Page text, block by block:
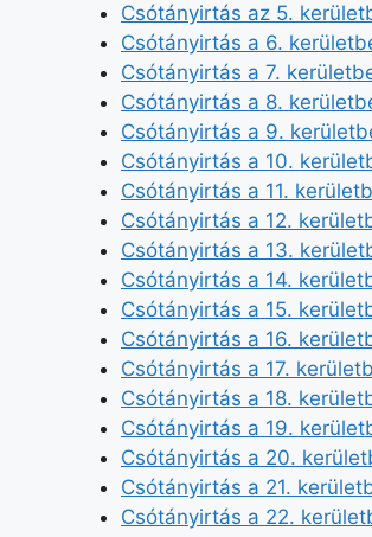
Csótányirtás az 5.
Csótányirtás a 6.
Csótányirtás a 7.
Csótányirtás a 8.
Csótányirtás a 9.
Csótányirtás a 10.
Csótányirtás a 11.
Csótányirtás a 12.
Csótányirtás a 13.
Csótányirtás a 14.
Csótányirtás a 15.
Csótányirtás a 16.
Csótányirtás a 17.
Csótányirtás a 18.
Csótányirtás a 19.
Csótányirtás a 20.
Csótányirtás a 21.
Csótányirtás a 22.